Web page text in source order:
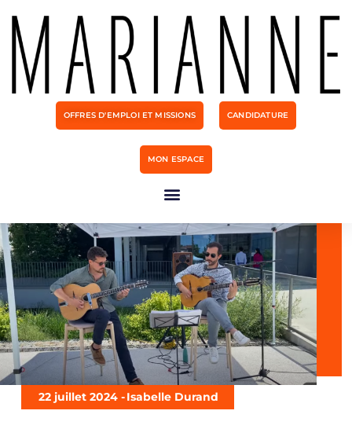
OFFRES D'EMPLOI ET MISSIONS CANDIDATURE
MON ESPACE
22 juillet 2024 -Isabelle Durand